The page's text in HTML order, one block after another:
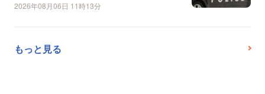
2026年08月06日 11時13分
もっと見る